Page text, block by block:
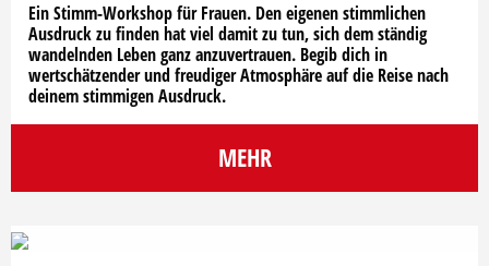
Ein Stimm-Workshop für Frauen. Den eigenen stimmlichen
Ausdruck zu finden hat viel damit zu tun, sich dem ständig
wandelnden Leben ganz anzuvertrauen. Begib dich in
wertschätzender und freudiger Atmosphäre auf die Reise nach
deinem stimmigen Ausdruck.
MEHR